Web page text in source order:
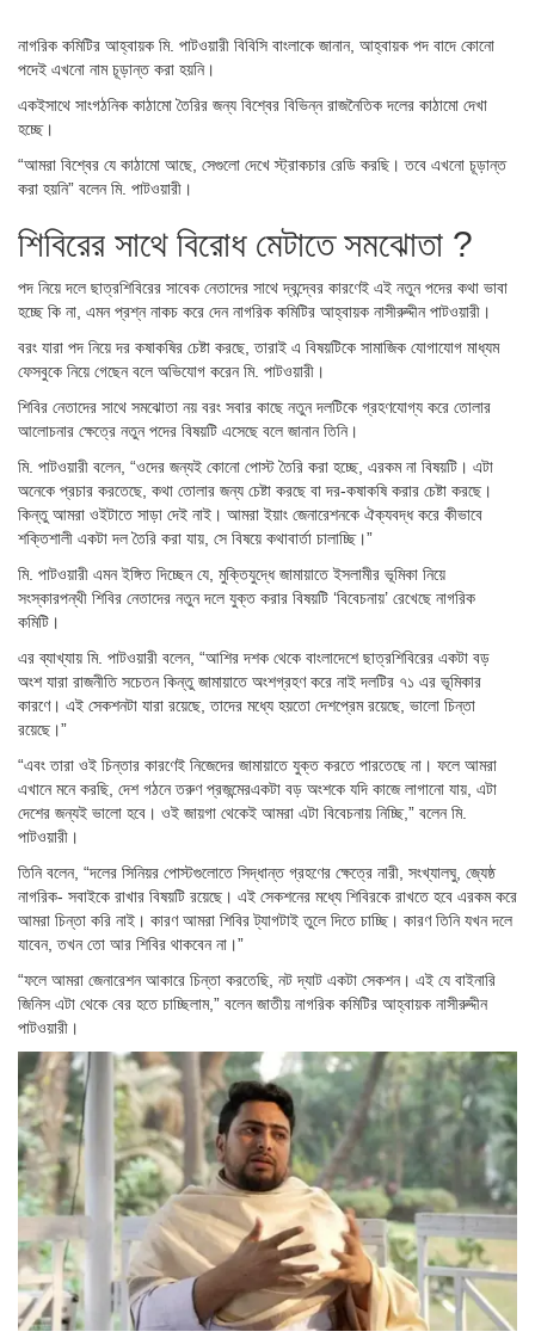
নাগরিক কমিটির আহ্বায়ক মি. পাটওয়ারী বিবিসি বাংলাকে জানান, আহ্বায়ক পদ বাদে কোনো
পদেই এখনো নাম চূড়ান্ত করা হয়নি।
একইসাথে সাংগঠনিক কাঠামো তৈরির জন্য বিশ্বের বিভিন্ন রাজনৈতিক দলের কাঠামো দেখা
হচ্ছে।
“আমরা বিশ্বের যে কাঠামো আছে, সেগুলো দেখে স্ট্রাকচার রেডি করছি। তবে এখনো চূড়ান্ত
করা হয়নি” বলেন মি. পাটওয়ারী।
শিবিরের সাথে বিরোধ মেটাতে সমঝোতা ?
পদ নিয়ে দলে ছাত্রশিবিরের সাবেক নেতাদের সাথে দ্বন্দ্বের কারণেই এই নতুন পদের কথা ভাবা
হচ্ছে কি না, এমন প্রশ্ন নাকচ করে দেন নাগরিক কমিটির আহ্বায়ক নাসীরুদ্দীন পাটওয়ারী।
বরং যারা পদ নিয়ে দর কষাকষির চেষ্টা করছে, তারাই এ বিষয়টিকে সামাজিক যোগাযোগ মাধ্যম
ফেসবুকে নিয়ে গেছেন বলে অভিযোগ করেন মি. পাটওয়ারী।
শিবির নেতাদের সাথে সমঝোতা নয় বরং সবার কাছে নতুন দলটিকে গ্রহণযোগ্য করে তোলার
আলোচনার ক্ষেত্রে নতুন পদের বিষয়টি এসেছে বলে জানান তিনি।
মি. পাটওয়ারী বলেন, “ওদের জন্যই কোনো পোস্ট তৈরি করা হচ্ছে, এরকম না বিষয়টি। এটা
অনেকে প্রচার করতেছে, কথা তোলার জন্য চেষ্টা করছে বা দর-কষাকষি করার চেষ্টা করছে।
কিন্তু আমরা ওইটাতে সাড়া দেই নাই। আমরা ইয়াং জেনারেশনকে ঐক্যবদ্ধ করে কীভাবে
শক্তিশালী একটা দল তৈরি করা যায়, সে বিষয়ে কথাবার্তা চালাচ্ছি।”
মি. পাটওয়ারী এমন ইঙ্গিত দিচ্ছেন যে, মুক্তিযুদ্ধে জামায়াতে ইসলামীর ভূমিকা নিয়ে
সংস্কারপন্থী শিবির নেতাদের নতুন দলে যুক্ত করার বিষয়টি ‘বিবেচনায়’ রেখেছে নাগরিক
কমিটি।
এর ব্যাখ্যায় মি. পাটওয়ারী বলেন, “আশির দশক থেকে বাংলাদেশে ছাত্রশিবিরের একটা বড়
অংশ যারা রাজনীতি সচেতন কিন্তু জামায়াতে অংশগ্রহণ করে নাই দলটির ৭১ এর ভূমিকার
কারণে। এই সেকশনটা যারা রয়েছে, তাদের মধ্যে হয়তো দেশপ্রেম রয়েছে, ভালো চিন্তা
রয়েছে।”
“এবং তারা ওই চিন্তার কারণেই নিজেদের জামায়াতে যুক্ত করতে পারতেছে না। ফলে আমরা
এখানে মনে করছি, দেশ গঠনে তরুণ প্রজন্মেরএকটা বড় অংশকে যদি কাজে লাগানো যায়, এটা
দেশের জন্যই ভালো হবে। ওই জায়গা থেকেই আমরা এটা বিবেচনায় নিচ্ছি,” বলেন মি.
পাটওয়ারী।
তিনি বলেন, “দলের সিনিয়র পোস্টগুলোতে সিদ্ধান্ত গ্রহণের ক্ষেত্রে নারী, সংখ্যালঘু, জ্যেষ্ঠ
নাগরিক- সবাইকে রাখার বিষয়টি রয়েছে। এই সেকশনের মধ্যে শিবিরকে রাখতে হবে এরকম করে
আমরা চিন্তা করি নাই। কারণ আমরা শিবির ট্যাগটাই তুলে দিতে চাচ্ছি। কারণ তিনি যখন দলে
যাবেন, তখন তো আর শিবির থাকবেন না।”
“ফলে আমরা জেনারেশন আকারে চিন্তা করতেছি, নট দ্যাট একটা সেকশন। এই যে বাইনারি
জিনিস এটা থেকে বের হতে চাচ্ছিলাম,” বলেন জাতীয় নাগরিক কমিটির আহ্বায়ক নাসীরুদ্দীন
পাটওয়ারী।